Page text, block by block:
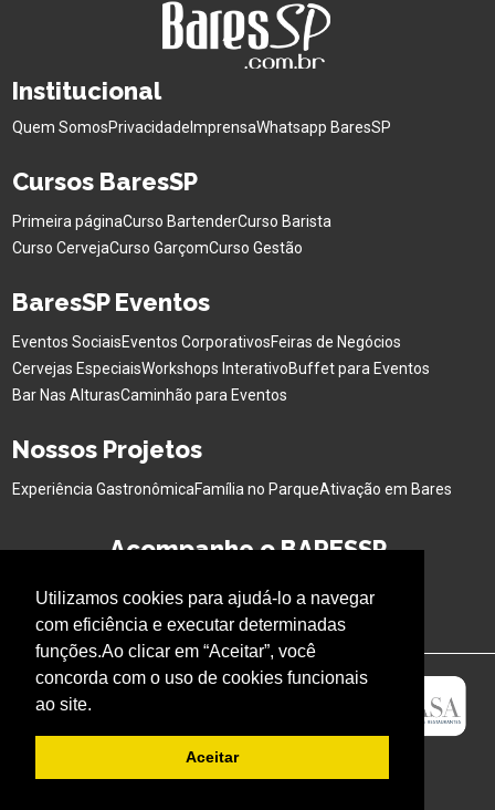
Utilizamos cookies para ajudá-lo a navegar
com eficiência e executar determinadas
funções.Ao clicar em “Aceitar”, você
concorda com o uso de cookies funcionais
ao site.
Aceitar
Institucional
Quem SomosPrivacidade ImprensaWhatsapp BaresSP
Cursos BaresSP
Primeira páginaCurso BartenderCurso Barista
Curso CervejaCurso GarçomCurso Gestão
BaresSP Eventos
Eventos SociaisEventos CorporativosFeiras de Negócios
Cervejas EspeciaisWorkshops InterativoBuffet para Eventos
Bar Nas AlturasCaminhão para Eventos
Nossos Projetos
Experiência GastronômicaFamília no ParqueAtivação em Bares
Acompanhe o BARESSP